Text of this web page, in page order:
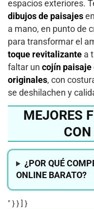
espacios exteriores.
dibujos de paisajes
a mano, en punto de
para transformar el
toque revitalizante a
faltar un cojín paisaje
originales, con
se deshilachen y
MEJORES
¿POR QUÉ
ONLINE BARATO?
" } } ] }